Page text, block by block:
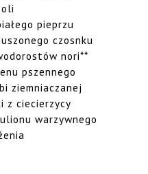
pieprzu
czosnku
nori**
pszennego
ziemniaczanej
z ciecierzycy
warzywnego